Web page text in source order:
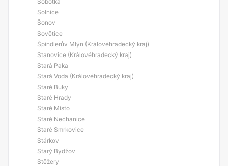
Solnice
Šonov
Sovětice
Špindlerův Mlýn (Královéhradecký kraj)
Stanovice (Královéhradecký kraj)
Stará Paka
Stará Voda (Královéhradecký kraj)
Staré Buky
Staré Hrady
Staré Místo
Staré Nechanice
Staré Smrkovice
Stárkov
Starý Bydžov
Stěžery